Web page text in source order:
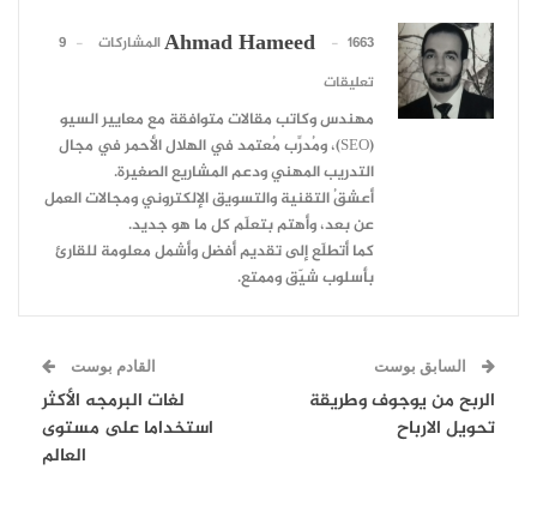
Ahmad Hameed 1663 المشاركات
9
تعليقات
مهندس وكاتب مقالات متوافقة مع معايير السيو
(SEO)، ومُدرِّب مُعتمد في الهلال الأحمر في مجال
التدريب المهني ودعم المشاريع الصغيرة.
أعشقُ التقنية والتسويق الإلكتروني ومجالات العمل
عن بعد، وأهتم بتعلّم كل ما هو جديد.
كما أتطلّع إلى تقديم أفضل وأشمل معلومة للقارئ
بأسلوب شيّق وممتع.
السابق بوست
الربح من يوجوف وطريقة
تحويل الارباح
القادم بوست
لغات البرمجه الأكثر
استخداما على مستوى
العالم